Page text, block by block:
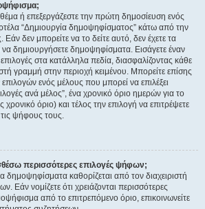
ή επεξεργάζεστε την πρώτη δημοσίευση ενός
“Δημιουργία δημοψηφίσματος” κάτω από την
δεν μπορείτε να το δείτε αυτό, δεν έχετε τα
να δημιουργήσετε δημοψηφίσματα. Εισάγετε έναν
στα κατάλληλα πεδία, διασφαλίζοντας κάθε
γραμμή στην περιοχή κειμένου. Μπορείτε επίσης
ενός μέλους που μπορεί να επιλέξει
ανά μέλος”, ένα χρονικό όριο ημερών για το
όριο) και τέλος την επιλογή να επιτρέψετε
ψήφους τους.
περισσότερες επιλογές ψήφων;
δημοψηφίσματα καθορίζεται από τον διαχειριστή
Εάν νομίζετε ότι χρειάζονται περισσότερες
από το επιτρεπόμενο όριο, επικοινωνείτε